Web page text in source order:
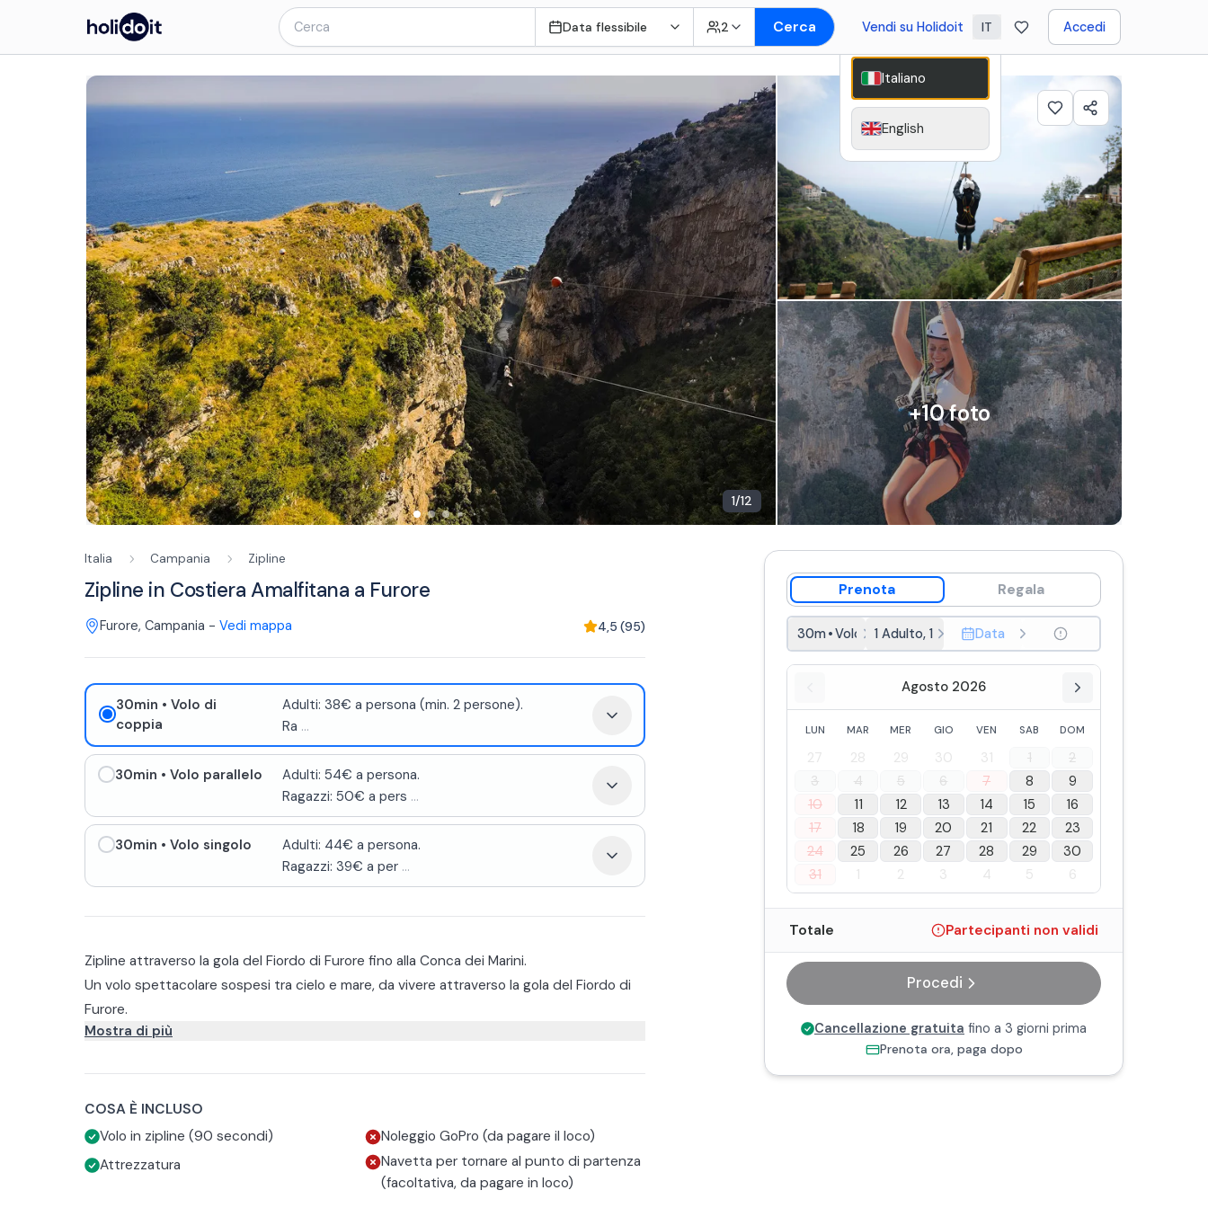
Data flessibile 2 Cerca Vendi su Holidoit IT Accedi
1/12
+10foto
Italia Campania Zipline
Zipline in Costiera Amalfitana a Furore
Furore, Campania - Vedi mappa 4,5 (95)
30min • Volo di
coppia
Adulti: 38€ a persona (min. 2 persone).
Ra ...
30min • Volo parallelo
Adulti: 54€ a persona.
Ragazzi: 50€ a pers ...
30min • Volo singolo
Adulti: 44€ a persona.
Ragazzi: 39€ a per...
Zipline attraverso la gola del Fiordo di Furore fino alla Conca dei Marini.
Un volo spettacolare sospesi tra cielo e mare, da vivere attraverso la gola del Fiordo di
Furore.
L’esperienza inizia con il check-in 30 minuti prima della partenza, per ricevere tutta
d’acciaio.
panorami mozzafiato. All’arrivo, un innovativo sistema di frenata rallenterà la corsa in
modo graduale e completamente automatico, per un atterraggio dolce e sicuro.
Per rendere la vostra avventura davvero unica, potrete scegliere fra tre modalità di volo:
Volo Singolo: una persona alla volta (peso massimo 120 kg a persona).
Volo di Coppia: due persone insieme con un’imbracatura doppia (peso massimo 120 kg
Mostra di più
COSA È INCLUSO
Volo in zipline (90 secondi)
Attrezzatura
Noleggio GoPro (da pagare il loco)
Navetta per tornare al punto di partenza
(facoltativa, da pagare in loco)
Prenota Regala
30m•Volo di coppia
1 Adulto, 1 RagazzoData
Agosto 2026
LUN MAR MER GIO VEN SAB DOM
27 28 29 30 31 1
2
3
4 5 6 7 8
9
10
11 12 13 14 15
16
17
18 19 20 21 22
23
24
25 26 27 28 29
30
31
1 2 3 4 5 6
Totale Partecipanti non validi
Procedi
Cancellazione gratuita fino a 3 giorni prima
Prenota ora, paga dopo
Italiano
English